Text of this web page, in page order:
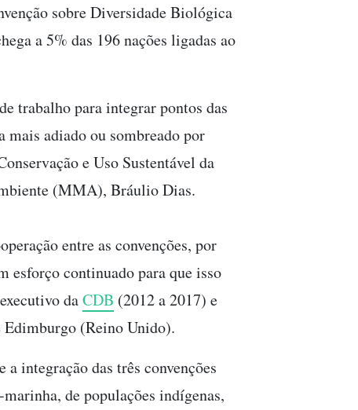
sobre Diversidade Biológica
a 5% das 196 nações ligadas ao
trabalho para integrar pontos das
mais adiado ou sombreado por
e Uso Sustentável da
(MMA), Bráulio Dias.
entre as convenções, por
esforço continuado para que isso
daCDB (2012 a 2017) e
(Reino Unido).
integração das três convenções
de populações indígenas,